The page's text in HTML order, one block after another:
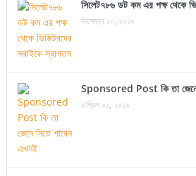
সিলেট৭৮৬ ডট কম এর পক্ষ থেকে
ডিসেম্বর ১০, ২০১৯
Sponsored Post কি তা জেনে
এপ্রিল ০১, ২০১৯